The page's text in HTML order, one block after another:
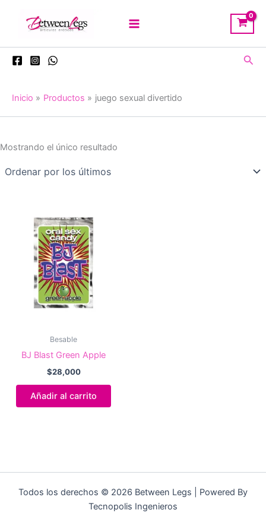
Inicio Productos juego sexual divertido
Mostrando el único resultado
Besable
BJ Blast Green Apple
$28,000
Añadir al carrito
Todos los derechos © 2026 Between Legs | Powered By
Tecnopolis Ingenieros